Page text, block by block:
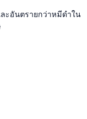
อันตรายกว่าหมีดำใน